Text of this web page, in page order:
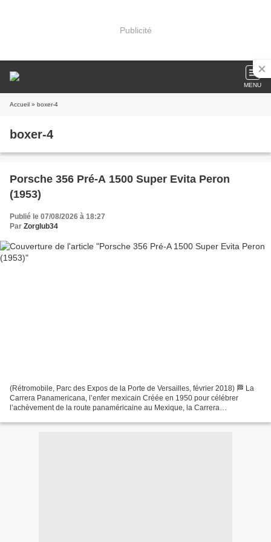
Publicité
MENU
Accueil » boxer-4
boxer-4
Porsche 356 Pré-A 1500 Super Evita Peron
(1953)
Publié le 07/08/2026 à 18:27
Par Zorglub34
(Rétromobile, Parc des Expos de la Porte de Versailles, février 2018) 🏁 La
Carrera Panamericana, l’enfer mexicain Créée en 1950 pour célébrer
l’achèvement de la route panaméricaine au Mexique, la Carrera